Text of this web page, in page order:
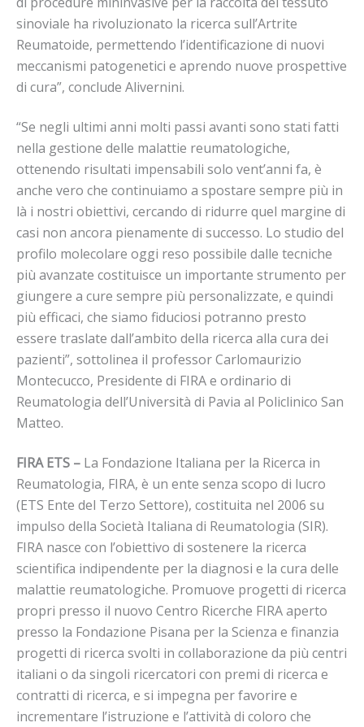
sinoviale ha rivoluzionato la ricerca sull’Artrite
Reumatoide, permettendo l’identificazione di nuovi
meccanismi patogenetici e aprendo nuove prospettive
di cura”, conclude Alivernini.
“Se negli ultimi anni molti passi avanti sono stati fatti
nella gestione delle malattie reumatologiche,
ottenendo risultati impensabili solo vent’anni fa, è
anche vero che continuiamo a spostare sempre più in
là i nostri obiettivi, cercando di ridurre quel margine di
casi non ancora pienamente di successo. Lo studio del
profilo molecolare oggi reso possibile dalle tecniche
più avanzate costituisce un importante strumento per
giungere a cure sempre più personalizzate, e quindi
più efficaci, che siamo fiduciosi potranno presto
essere traslate dall’ambito della ricerca alla cura dei
pazienti”, sottolinea il professor Carlomaurizio
Montecucco, Presidente di FIRA e ordinario di
Reumatologia dell’Università di Pavia al Policlinico San
Matteo.
FIRA ETS – La Fondazione Italiana per la Ricerca in
Reumatologia, FIRA, è un ente senza scopo di lucro
(ETS Ente del Terzo Settore), costituita nel 2006 su
impulso della Società Italiana di Reumatologia (SIR).
FIRA nasce con l’obiettivo di sostenere la ricerca
scientifica indipendente per la diagnosi e la cura delle
malattie reumatologiche. Promuove progetti di ricerca
propri presso il nuovo Centro Ricerche FIRA aperto
presso la Fondazione Pisana per la Scienza e finanzia
progetti di ricerca svolti in collaborazione da più centri
italiani o da singoli ricercatori con premi di ricerca e
contratti di ricerca, e si impegna per favorire e
incrementare l’istruzione e l’attività di coloro che